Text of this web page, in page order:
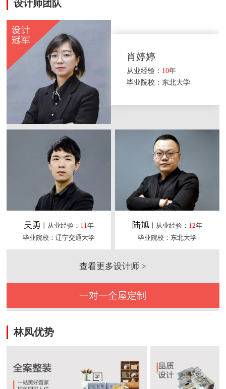
设计师团队
肖婷婷
从业经验： 10年
毕业院校：东北大学
吴勇 丨从业经验： 11年
毕业院校：辽宁交通大学
陆旭丨从业经验： 12年
毕业院校：东北大学
查看更多设计师 >
一对一全屋定制
林凤优势